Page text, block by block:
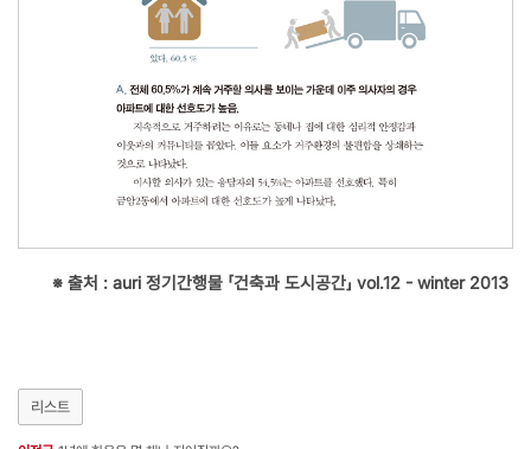
※ 출처 : auri 정기간행물 「건축과 도시공간」 vol.12 - winter 2013
리스트